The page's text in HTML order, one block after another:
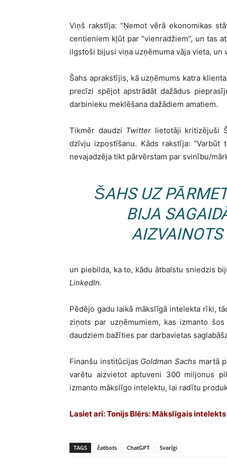
Viņš rakstīja: “Ņemot vērā ekonomikas
centieniem kļūt par “vienradžiem”, un tas
ilgstoši bijusi viņa uzņēmuma vāja vieta, un
Šahs aprakstījis, kā uzņēmums katra
precīzi spējot apstrādāt dažādus
darbinieku meklēšana dažādiem amatiem.
Tikmēr daudzi Twitter lietotāji kritizējuši
dzīvju izpostīšanu. Kāds rakstīja:
nevajadzēja tikt pārvērstam par svinību/
ŠAHS UZ
BIJA
un piebilda, ka to, kādu ātbalstu sniedzis
LinkedIn.
Pēdējo gadu laikā mākslīgā intelekta rīki,
ziņots par uzņēmumiem, kas izmanto
daudziem bažīties par darbavietas
Finanšu institūcijas Goldman Sachs martā
varētu aizvietot aptuveni 300 miljonus
izmanto mākslīgo intelektu, lai radītu
Lasiet arī: Tonijs Blērs: Mākslīgais
TAGS čatbots ChatGPT Svarīgi